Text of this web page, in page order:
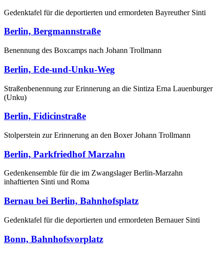
Gedenktafel für die deportierten und ermordeten Bayreuther Sinti
Berlin, Bergmannstraße
Benennung des Boxcamps nach Johann Trollmann
Berlin, Ede-und-Unku-Weg
Straßenbenennung zur Erinnerung an die Sintiza Erna Lauenburger
(Unku)
Berlin, Fidicinstraße
Stolperstein zur Erinnerung an den Boxer Johann Trollmann
Berlin, Parkfriedhof Marzahn
Gedenkensemble für die im Zwangslager Berlin-Marzahn
inhaftierten Sinti und Roma
Bernau bei Berlin, Bahnhofsplatz
Gedenktafel für die deportierten und ermordeten Bernauer Sinti
Bonn, Bahnhofsvorplatz